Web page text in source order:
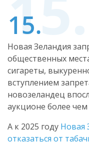
Новая Зеландия
общественных
сигареты,
вступлением
новозеландец
аукционе более
А к 2025 году Новая
отказаться от